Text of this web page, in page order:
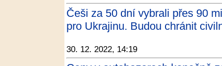
Češi za 50 dní vybrali přes 90
pro Ukrajinu. Budou chránit
30. 12. 2022, 14:19